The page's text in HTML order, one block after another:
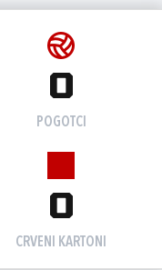
0
POGOTCI
0
CRVENI KARTONI